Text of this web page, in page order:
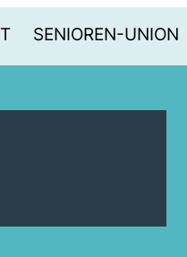
SENIOREN-UNION